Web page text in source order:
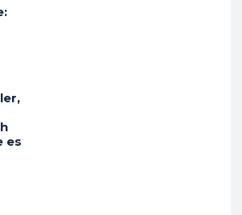
es